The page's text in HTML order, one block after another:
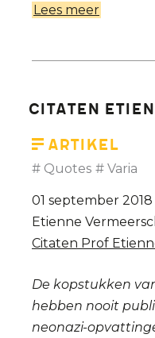
Lees meer
in
het
nationaal
met
Etienne
2019)
Citaten
Artikel
Quotes Varia
01 september 2018
Etienne
Citaten Prof
De kopstukken
hebben nooit
neonazi-